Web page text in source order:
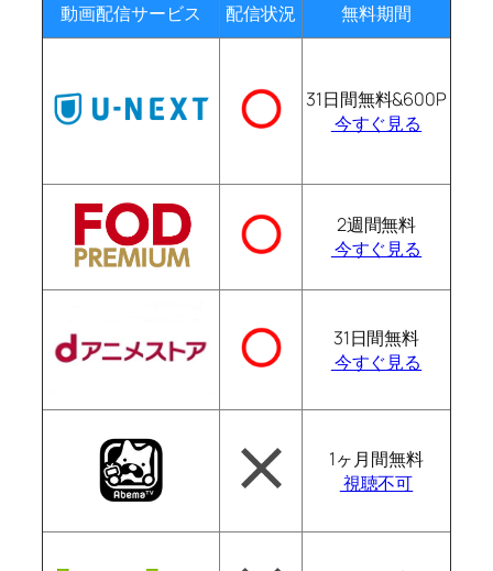
動画配信サービス 配信状況 無料期間
31日間無料&600P
今すぐ見る
2週間無料
今すぐ見る
31日間無料
今すぐ見る
1ヶ月間無料
視聴不可